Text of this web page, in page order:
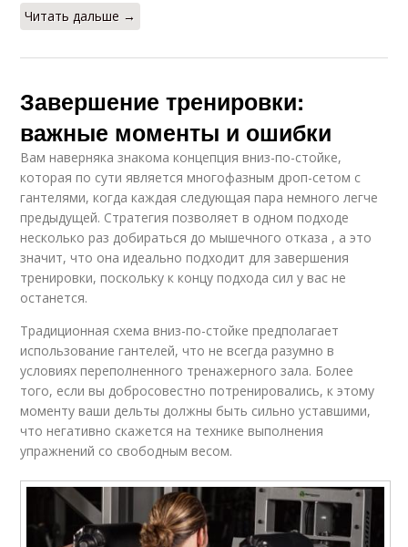
Читать дальше →
Завершение тренировки:
важные моменты и ошибки
Вам наверняка знакома концепция вниз-по-стойке,
которая по сути является многофазным дроп-сетом с
гантелями, когда каждая следующая пара немного легче
предыдущей. Стратегия позволяет в одном подходе
несколько раз добираться до мышечного отказа , а это
значит, что она идеально подходит для завершения
тренировки, поскольку к концу подхода сил у вас не
останется.
Традиционная схема вниз-по-стойке предполагает
использование гантелей, что не всегда разумно в
условиях переполненного тренажерного зала. Более
того, если вы добросовестно потренировались, к этому
моменту ваши дельты должны быть сильно уставшими,
что негативно скажется на технике выполнения
упражнений со свободным весом.